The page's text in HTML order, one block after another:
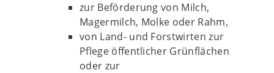
zur Beförderung von Milch,
Magermilch, Molke oder Rahm,
von Land- und Forstwirten zur
Pflege öffentlicher Grünflächen
oder zur